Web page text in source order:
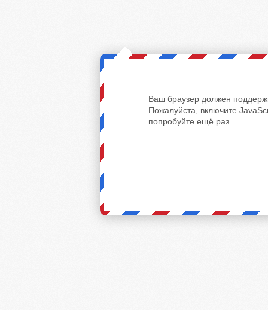
Ваш браузер должен
Пожалуйста, включите
попробуйте ещё раз